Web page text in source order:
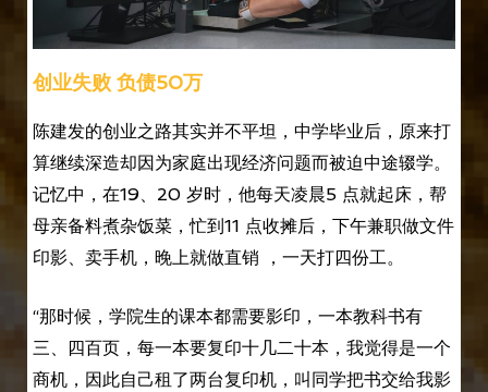
创业失败 负债50万
陈建发的创业之路其实并不平坦，中学毕业后，原来打
算继续深造却因为家庭出现经济问题而被迫中途辍学。
记忆中，在19、20 岁时，他每天凌晨5 点就起床，帮
母亲备料煮杂饭菜，忙到11 点收摊后，下午兼职做文件
印影、卖手机，晚上就做直销 ，一天打四份工。
“那时候，学院生的课本都需要影印，一本教科书有
三、四百页，每一本要复印十几二十本，我觉得是一个
商机，因此自己租了两台复印机，叫同学把书交给我影